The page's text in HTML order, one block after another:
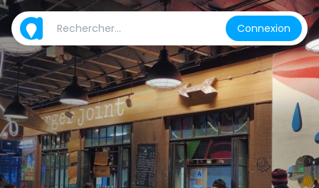
Connexion